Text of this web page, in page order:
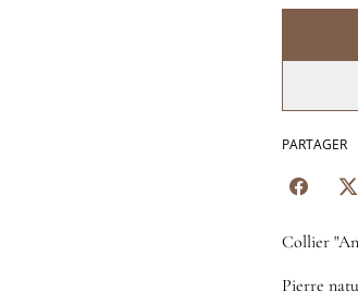
PARTAGER
Collier
Pierre